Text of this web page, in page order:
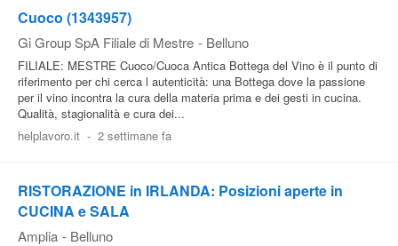
Cuoco (1343957)
Gi Group SpA Filiale di Mestre - Belluno
FILIALE: MESTRE Cuoco/Cuoca Antica Bottega del Vino è il punto di
riferimento per chi cerca l autenticità: una Bottega dove la passione
per il vino incontra la cura della materia prima e dei gesti in cucina.
Qualità, stagionalità e cura dei...
helplavoro.it - 2 settimane fa
RISTORAZIONE in IRLANDA: Posizioni aperte in
CUCINA e SALA
Amplia - Belluno